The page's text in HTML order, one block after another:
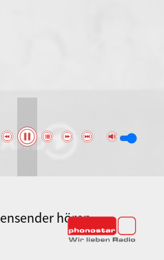
--- 80ER 90ER OLDIE
hören